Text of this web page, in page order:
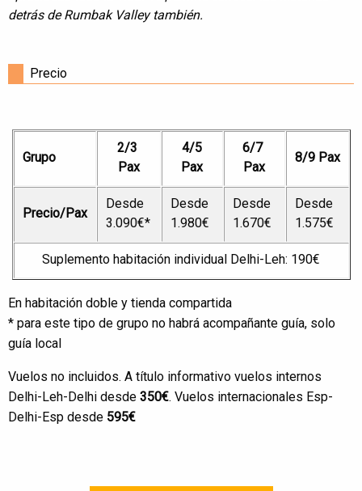
detrás de Rumbak Valley también.
Precio
Grupo
2/3
Pax
4/5
Pax
6/7
Pax
8/9 Pax
Precio/Pax
Desde
3.090€*
Desde
1.980€
Desde
1.670€
Desde
1.575€
Suplemento habitación individual Delhi-Leh: 190€
En habitación doble y tienda compartida
* para este tipo de grupo no habrá acompañante guía, solo
guía local
Vuelos no incluidos. A título informativo vuelos internos
Delhi-Leh-Delhi desde 350€. Vuelos internacionales Esp-
Delhi-Esp desde 595€